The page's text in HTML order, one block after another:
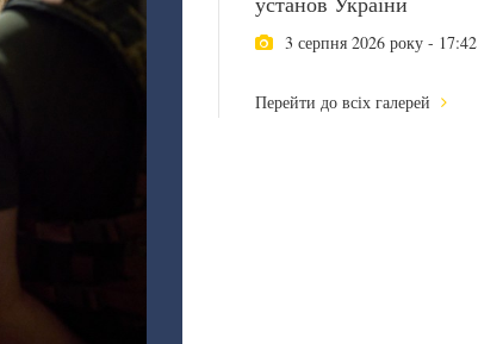
3 серпня 2026 року - 17:42
Перейти до всіх галерей